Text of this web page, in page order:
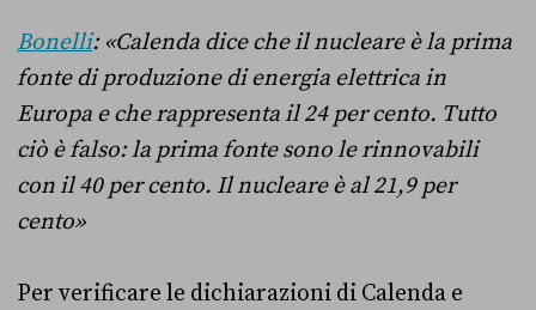
Bonelli: «Calenda dice che il nucleare è la prima
fonte di produzione di energia elettrica in
Europa e che rappresenta il 24 per cento. Tutto
ciò è falso: la prima fonte sono le rinnovabili
con il 40 per cento. Il nucleare è al 21,9 per
cento»
Per verificare le dichiarazioni di Calenda e